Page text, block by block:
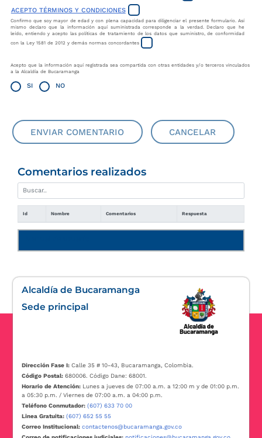
ACEPTO TÉRMINOS Y CONDICIONES
Confirmo que soy mayor de edad y con plena capacidad para diligenciar el presente formulario. Así
mismo declaro que la información aquí suministrada corresponde a la verdad. Declaro que he
leído, entiendo y acepto las políticas de tratamiento de los datos que suministro, de conformidad
con la Ley 1581 de 2012 y demás normas concordantes
Acepto que la información aquí registrada sea compartida con otras entidades y/o terceros vinculados
a la Alcaldía de Bucaramanga
SI NO
ENVIAR COMENTARIO CANCELAR
Comentarios realizados
Id Nombre Comentarios Respuesta
Alcaldía de Bucaramanga
Sede principal
Dirección Fase I:Calle 35 # 10-43, Bucaramanga, Colombia.
Código Postal: 680006. Código Dane: 68001.
Horario de Atención: Lunes a jueves de 07:00 a.m. a 12:00 m y de 01:00 p.m.
a 05:30 p.m. / Viernes de 07:00 a.m. a 04:00 p.m.
Teléfono Conmutador: (607) 633 70 00
Linea Gratuita: (607) 652 55 55
Correo Institucional: contactenos@bucaramanga.gov.co